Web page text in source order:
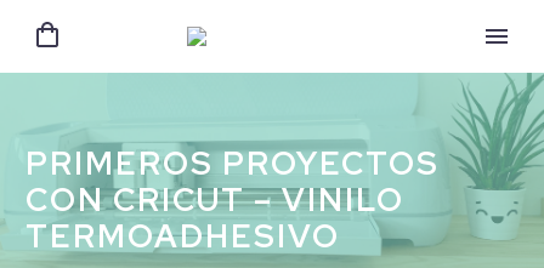
PRIMEROS PROYECTOS
CON CRICUT – VINILO
TERMOADHESIVO